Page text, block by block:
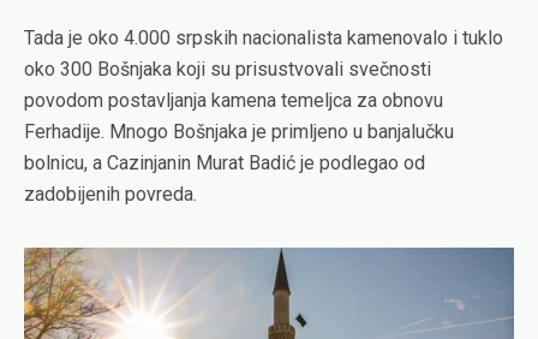
Tada je oko 4.000 srpskih nacionalista kamenovalo i tuklo
oko 300 Bošnjaka koji su prisustvovali svečnosti
povodom postavljanja kamena temeljca za obnovu
Ferhadije. Mnogo Bošnjaka je primljeno u banjalučku
bolnicu, a Cazinjanin Murat Badić je podlegao od
zadobijenih povreda.